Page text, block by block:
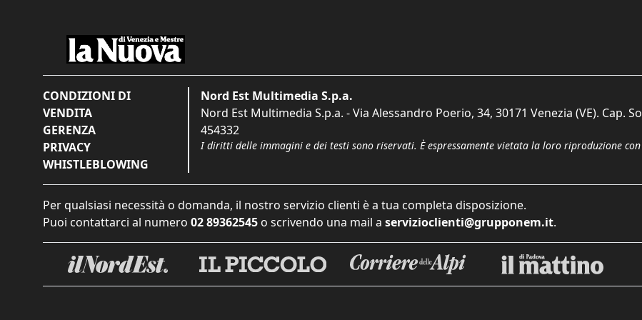
CONDIZIONI DI
VENDITA
GERENZA
PRIVACY
WHISTLEBLOWING
Nord Est Multimedia S.p.a.
Nord Est Multimedia S.p.a. - Via Alessandro Poerio, 34, 30171 Venezia (VE). Cap.
454332
I diritti delle immagini e dei testi sono riservati. È espressamente vietata la loro riproduzione
Per qualsiasi necessità o domanda, il nostro servizio clienti è a tua completa disposizione.
Puoi contattarci al numero 02 89362545 o scrivendo una mail a servizioclienti@grupponem.it.